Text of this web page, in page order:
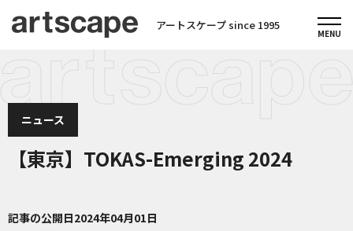
アートスケープ since 1995
ニュース
【東京】TOKAS-Emerging 2024
記事の公開日2024年04月01日